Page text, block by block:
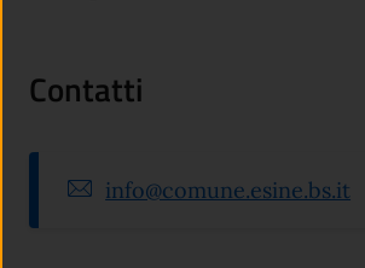
Contatti
info@comune.esine.bs.it